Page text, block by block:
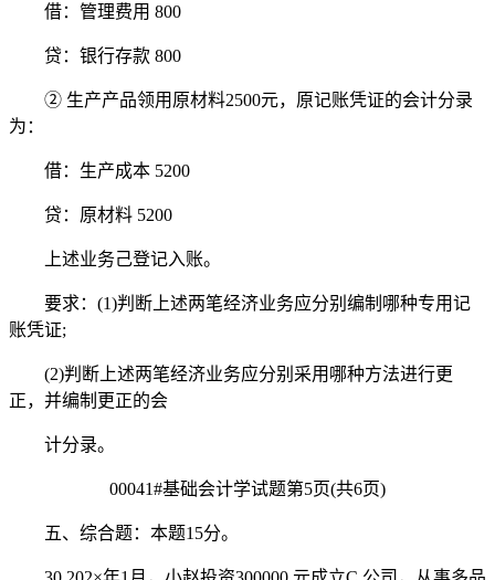
借：管理费用 800
贷：银行存款 800
② 生产产品领用原材料2500元，原记账凭证的会计分录
为：
借：生产成本 5200
贷：原材料 5200
上述业务己登记入账。
要求：(1)判断上述两笔经济业务应分别编制哪种专用记
账凭证;
(2)判断上述两笔经济业务应分别采用哪种方法进行更
正，并编制更正的会
计分录。
00041#基础会计学试题第5页(共6页)
五、综合题：本题15分。